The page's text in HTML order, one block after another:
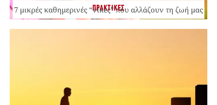
ΠΡΑΚΤΙΚΕΣ
7 μικρές καθημερινές “νίκες” που αλλάζουν τη ζωή μας